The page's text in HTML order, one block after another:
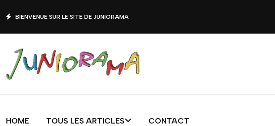
BIENVENUE SUR LE SITE DE JUNIORAMA
HOME TOUS LES ARTICLES CONTACT